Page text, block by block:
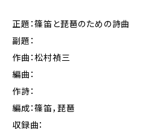
正題：篠笛と琵琶のための詩曲
副題：
作曲：松村禎三
編曲：
作詩：
編成：篠笛，琵琶
収録曲：